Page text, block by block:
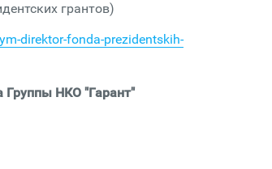
грантов)
direktor-fonda-prezidentskih-
Группы НКО "Гарант"